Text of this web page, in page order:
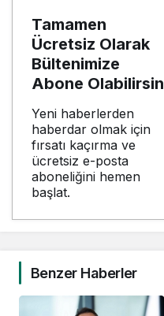
Tamamen
Ücretsiz Olarak
Bültenimize
Abone Olabilirsin
Yeni haberlerden
haberdar olmak için
fırsatı kaçırma ve
ücretsiz e-posta
aboneliğini hemen
başlat.
Benzer Haberler